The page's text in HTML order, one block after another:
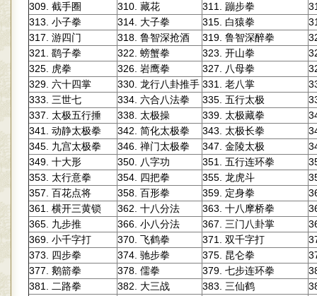
309. 截手圈 310. 藏花 311. 蹦步拳
313. 小子拳 314. 大子拳 315. 白猿拳
317. 游四门 318. 鲁智深抢酒 319. 鲁智深醉拳
321.
鹞子拳 322. 螃蟹拳 323. 开山拳
325. 虎拳 326. 岩鹰拳 327. 八母拳
329. 六十四掌 330. 龙行八卦推手 331. 老八掌
333. 三世七 334. 六合八法拳 335. 五行太极
337.
太极五行捶 338. 太极操 339. 太极藏拳
341.
动静太极拳 342. 简化太极拳 343. 太极长拳
345. 九宫太极拳 346. 禅门太极拳 347. 金陵太极
349. 十大形 350. 八字功 351. 五行连环拳
353.
太行意拳 354. 四把拳 355. 龙虎斗
357. 百花点将 358. 百形拳 359. 定身拳
361.
横开三黄锁 362. 十八分法 363. 十八摩桥拳
365. 九步推 366. 小八分法 367. 三门八卦掌
369. 小千字打 370. 飞鹤拳 371. 双千字打
373.
四步拳 374. 驰步拳 375. 昆仑拳
377. 鹅箭拳 378. 儒拳 379. 七步连环拳
381.
二路拳 382. 大三战 383. 三仙鹤